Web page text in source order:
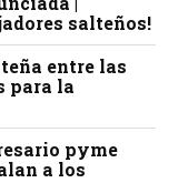
salteños!
entre las
para la
pyme
a los